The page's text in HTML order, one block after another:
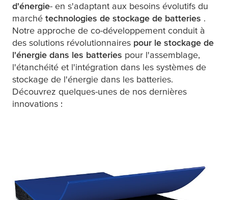
d'énergie- en s'adaptant aux besoins évolutifs du
marché technologies de stockage de batteries .
Notre approche de co-développement conduit à
des solutions révolutionnaires pour le stockage de
l'énergie dans les batteries pour l'assemblage,
l'étanchéité et l'intégration dans les systèmes de
stockage de l'énergie dans les batteries.
Découvrez quelques-unes de nos dernières
innovations :